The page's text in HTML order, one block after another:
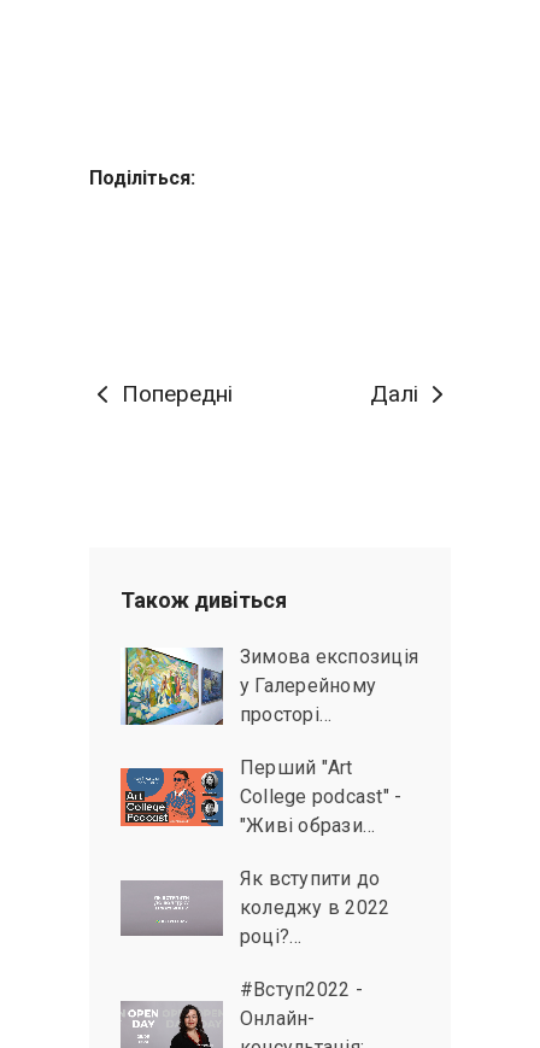
Поділіться:
Попередні Далі
Також дивiться
Зимова експозиція
у Галерейному
просторі…
Перший "Art
College podcast" -
"Живі образи…
Як вступити до
коледжу в 2022
році?…
#Вступ2022 -
Онлайн-